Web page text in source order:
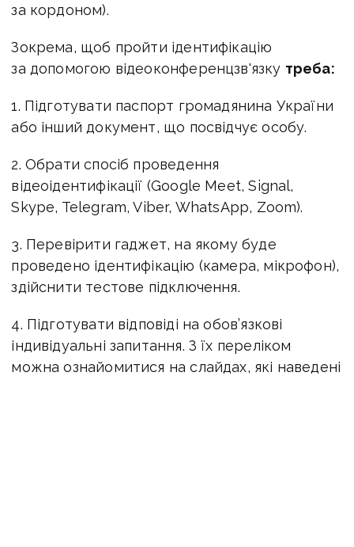
за кордоном).
Зокрема, щоб пройти ідентифікацію
за допомогою відеоконференцзв'язку треба:
1. Підготувати паспорт громадянина України
або інший документ, що посвідчує особу.
2. Обрати спосіб проведення
відеоідентифікації (Google Meet, Signal,
Skype, Telegram, Viber, WhatsApp, Zoom).
3. Перевірити гаджет, на якому буде
проведено ідентифікацію (камера, мікрофон),
здійснити тестове підключення.
4. Підготувати відповіді на обов’язкові
індивідуальні запитання. З їх переліком
можна ознайомитися на слайдах, які наведені